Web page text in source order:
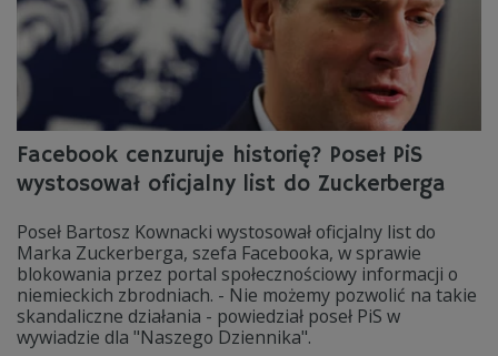
Facebook cenzuruje historię? Poseł PiS
wystosował oficjalny list do Zuckerberga
Poseł Bartosz Kownacki wystosował oficjalny list do
Marka Zuckerberga, szefa Facebooka, w sprawie
blokowania przez portal społecznościowy informacji o
niemieckich zbrodniach. - Nie możemy pozwolić na takie
skandaliczne działania - powiedział poseł PiS w
wywiadzie dla "Naszego Dziennika".